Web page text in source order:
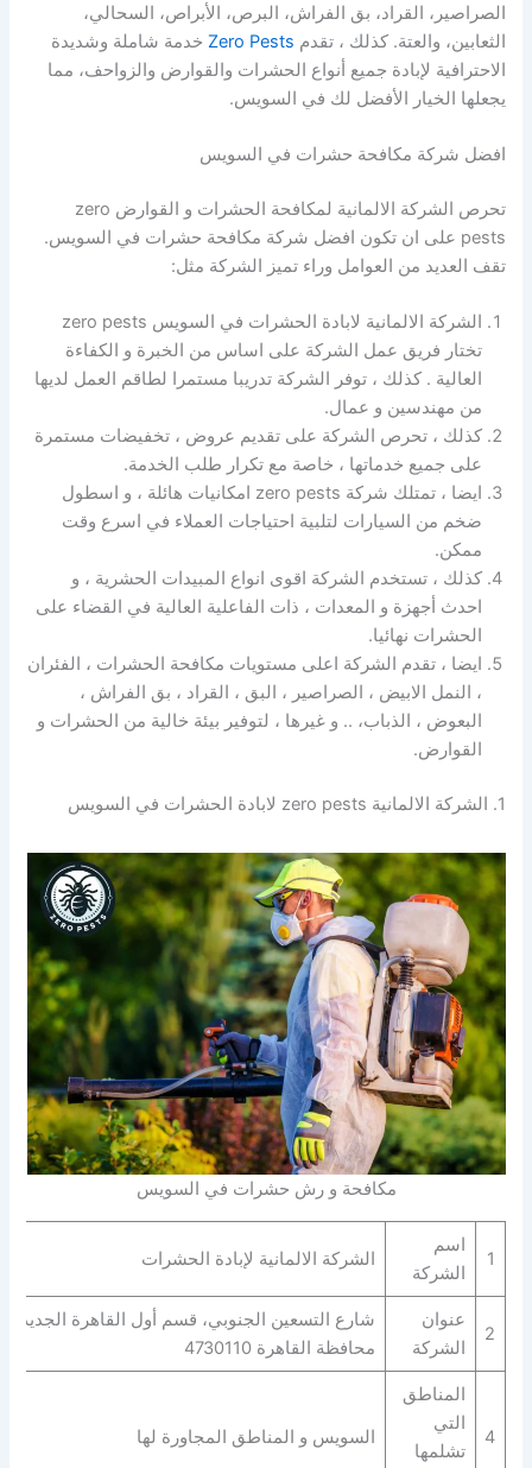
الصراصير، القراد، بق الفراش، البرص، الأبراص، السحالي،
الثعابين، والعتة. كذلك ، تقدم Zero Pests خدمة شاملة وشديدة
الاحترافية لإبادة جميع أنواع الحشرات والقوارض والزواحف، مما
يجعلها الخيار الأفضل لك في السويس.
افضل شركة مكافحة حشرات في السويس
تحرص الشركة الالمانية لمكافحة الحشرات و القوارض zero
pests على ان تكون افضل شركة مكافحة حشرات في السويس.
تقف العديد من العوامل وراء تميز الشركة مثل:
الشركة الالمانية لابادة الحشرات في السويس zero pests
تختار فريق عمل الشركة على اساس من الخبرة و الكفاءة
العالية . كذلك ، توفر الشركة تدريبا مستمرا لطاقم العمل لديها
من مهندسين و عمال.
كذلك ، تحرص الشركة على تقديم عروض ، تخفيضات مستمرة
على جميع خدماتها ، خاصة مع تكرار طلب الخدمة.
ايضا ، تمتلك شركة zero pests امكانيات هائلة ، و اسطول
ضخم من السيارات لتلبية احتياجات العملاء في اسرع وقت
ممكن.
كذلك ، تستخدم الشركة اقوى انواع المبيدات الحشرية ، و
احدث أجهزة و المعدات ، ذات الفاعلية العالية في القضاء على
الحشرات نهائيا.
ايضا ، تقدم الشركة اعلى مستويات مكافحة الحشرات ، الفئران
، النمل الابيض ، الصراصير ، البق ، القراد ، بق الفراش ،
البعوض ، الذباب، .. و غيرها ، لتوفير بيئة خالية من الحشرات و
القوارض.
1. الشركة الالمانية zero pests لابادة الحشرات في السويس
مكافحة و رش حشرات في السويس
1
اسم
الشركة
الشركة الالمانية لإبادة الحشرات
2
عنوان
الشركة
شارع التسعين الجنوبي، قسم أول القاهرة الجديدة،
محافظة القاهرة‬ 4730110
4
المناطق
التي
تشلمها
السويس و المناطق المجاورة لها